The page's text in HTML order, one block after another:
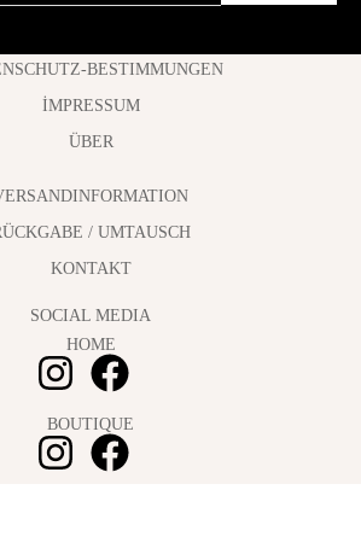
BESTIMMUNGEN
İMPRESSUM
ÜBER
/ UMTAUSCH
KONTAKT
SOCIAL MEDIA
HOME
BOUTIQUE